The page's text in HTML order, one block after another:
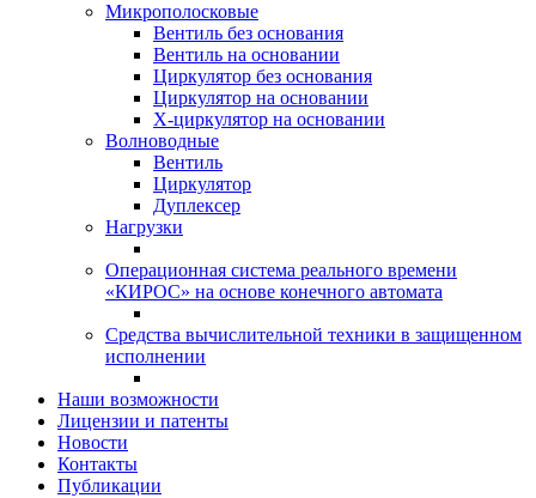
Микрополосковые
Вентиль без основания
Вентиль на основании
Циркулятор без основания
Циркулятор на основании
Х-циркулятор на основании
Волноводные
Вентиль
Циркулятор
Дуплексер
Нагрузки
Операционная система реального времени
«КИРОС» на основе конечного автомата
Средства вычислительной техники в защищенном
исполнении
Наши возможности
Лицензии и патенты
Новости
Контакты
Публикации